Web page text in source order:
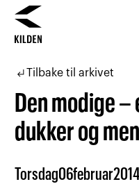
subdirectory_arrow_leftTilbake til arkivet
Den modige
dukker og
Torsdag06februar